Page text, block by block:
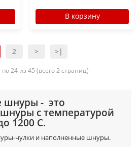
В корзину
2 > >|
24 из 45 (всего 2 страниц)
шнуры - это
с температурой
1200 С.
чулки и наполненные шнуры.